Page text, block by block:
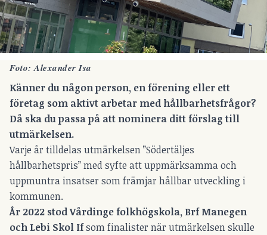
Foto: Alexander Isa
Känner du någon person, en förening eller ett
företag som aktivt arbetar med hållbarhetsfrågor?
Då ska du passa på att nominera ditt förslag till
utmärkelsen.
Varje år tilldelas utmärkelsen ”Södertäljes
hållbarhetspris” med syfte att uppmärksamma och
uppmuntra insatser som främjar hållbar utveckling i
kommunen.
År 2022 stod Vårdinge folkhögskola, Brf Manegen
och Lebi Skol Ifsom finalister när utmärkelsen skulle